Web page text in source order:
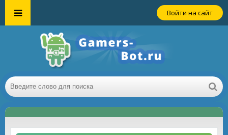
Войти на сайт